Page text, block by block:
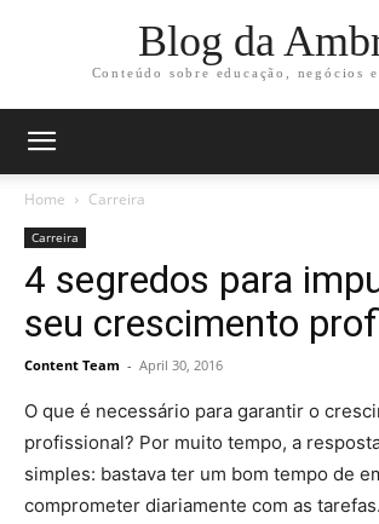
Blog da
Conteúdo sobre educação, negócios
Home Carreira
Carreira
4 segredos para
seu crescimento
Content Team - April 30, 2016
O que é necessário para garantir o
profissional? Por muito tempo, a
simples: bastava ter um bom tempo de
comprometer diariamente com as